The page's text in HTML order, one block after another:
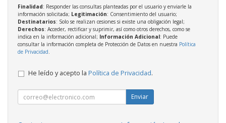
Finalidad: Responder las consultas planteadas por el usuario y enviarle la
información solicitada; Legitimación: Consentimiento del usuario;
Destinatarios: Solo se realizan cesiones si existe una obligación legal;
Derechos: Acceder, rectificar y suprimir, así como otros derechos, como se
indica en la información adicional; Información Adicional: Puede
consultar la información completa de Protección de Datos en nuestra Política
de Privacidad.
He leído y acepto la Política de Privacidad.
Enviar